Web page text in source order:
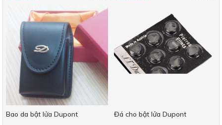
Bao da bật lửa Dupont Đá cho bật lửa Dupont